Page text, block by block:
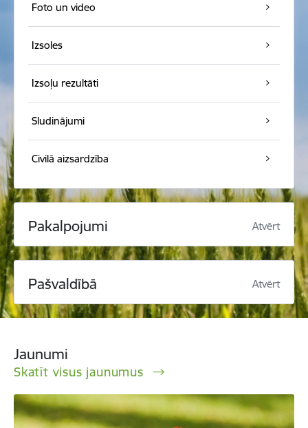
Foto un video
Izsoles
Izsoļu rezultāti
Sludinājumi
Civilā aizsardzība
Pakalpojumi Atvērt
Pašvaldībā Atvērt
Jaunumi
Skatīt visus jaunumus